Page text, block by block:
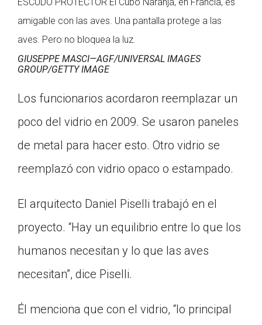
amigable con las aves. Una pantalla protege a las
aves. Pero no bloquea la luz.
GIUSEPPE MASCI—AGF/UNIVERSAL IMAGES
GROUP/GETTY IMAGE
Los funcionarios acordaron reemplazar un
poco del vidrio en 2009. Se usaron paneles
de metal para hacer esto. Otro vidrio se
reemplazó con vidrio opaco o estampado.
El arquitecto Daniel Piselli trabajó en el
proyecto. “Hay un equilibrio entre lo que los
humanos necesitan y lo que las aves
necesitan”, dice Piselli.
Él menciona que con el vidrio, “lo principal